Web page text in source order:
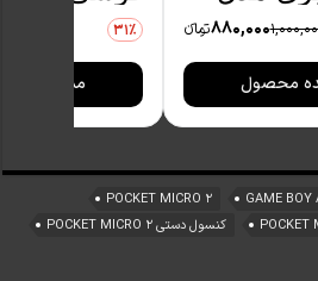
880,000تومانءء
محصول
تبلت
BE-MH01
31٪
مشاهده
GAME BOY
POCKET MICRO 2
کنسول دستی POCKET MICRO 2